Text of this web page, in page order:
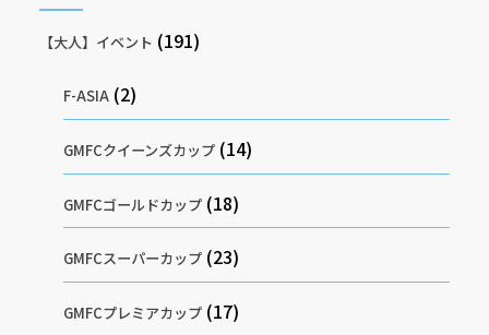
【大人】イベント (191)
F-ASIA (2)
GMFCクイーンズカップ (14)
GMFCゴールドカップ (18)
GMFCスーパーカップ (23)
GMFCプレミアカップ (17)